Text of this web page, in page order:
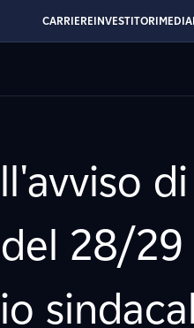
CARRIEREINVESTITORIMEDIA
28/